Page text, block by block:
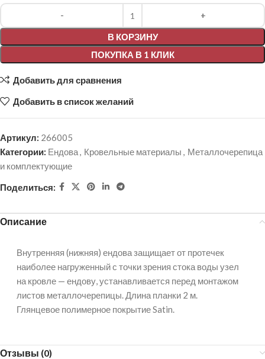
В КОРЗИНУ
ПОКУПКА В 1 КЛИК
Alternative:
Добавить для сравнения
Добавить в список желаний
Артикул: 266005
Категории: Ендова, Кровельные материалы , Металлочерепица
и комплектующие
Поделиться:
Описание
Внутренняя (нижняя) ендова защищает от протечек
наиболее нагруженный с точки зрения стока воды узел
на кровле — ендову, устанавливается перед монтажом
листов металлочерепицы. Длина планки 2 м.
Глянцевое полимерное покрытие Satin.
Отзывы (0)